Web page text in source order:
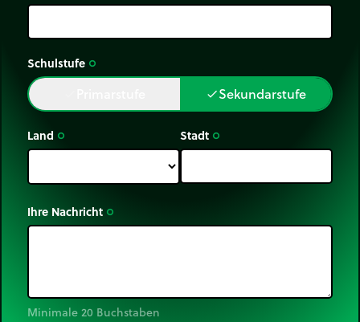
Schulstufe trip_origin
doneSekundarstufe
Land trip_origin Stadt trip_origin
Ihre Nachricht trip_origin
Minimale 20 Buchstaben